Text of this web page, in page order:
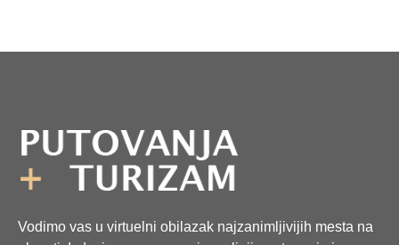
Vodimo vas u virtuelni obilazak najzanimljivijih mesta na